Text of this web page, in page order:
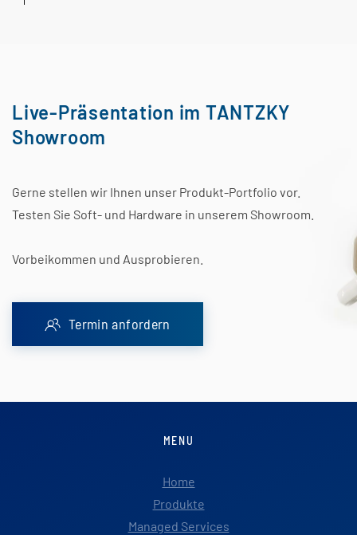
Live-Präsentation im TANTZKY
Showroom
Gerne stellen wir Ihnen unser Produkt-Portfolio vor.
Testen Sie Soft- und Hardware in unserem Showroom.
Vorbeikommen und Ausprobieren.
Termin anfordern
MENU
Home
Produkte
Managed Services